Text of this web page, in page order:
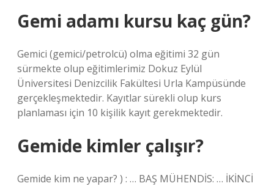
Gemi adamı kursu kaç gün?
Gemici (gemici/petrolcü) olma eğitimi 32 gün
sürmekte olup eğitimlerimiz Dokuz Eylül
Üniversitesi Denizcilik Fakültesi Urla Kampüsünde
gerçekleşmektedir. Kayıtlar sürekli olup kurs
planlaması için 10 kişilik kayıt gerekmektedir.
Gemide kimler çalışır?
Gemide kim ne yapar? ) : … BAŞ MÜHENDİS: … İKİNCİ